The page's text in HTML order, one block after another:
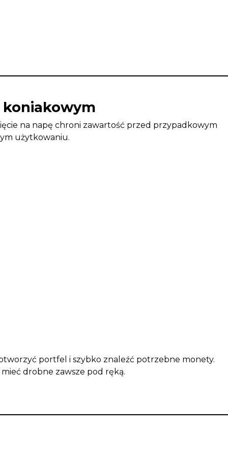
koniakowym
na napę chroni zawartość przed przypadkowym
użytkowaniu.
portfel i szybko znaleźć potrzebne monety.
drobne zawsze pod ręką.